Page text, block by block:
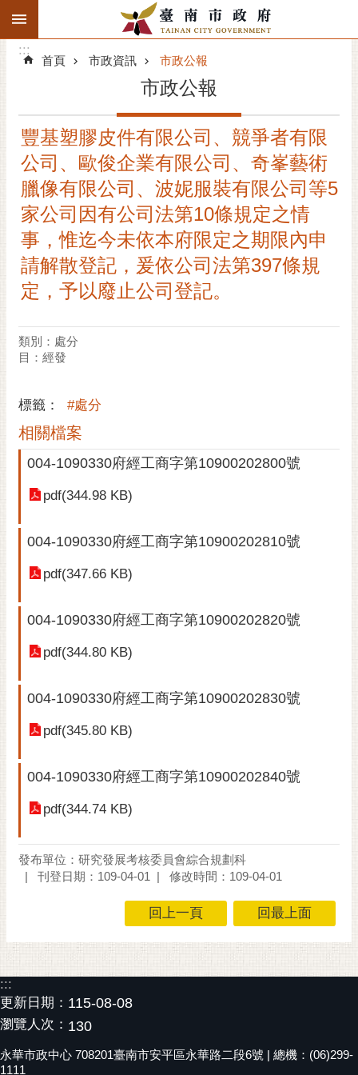
跳到主要內容區塊
搜
階
精彩府城
市府動態
市府團隊
主題服務
市政資訊
市民互動
偉
哲
螢
網
RSS
訂
報
市
民
English
本
語
隱
:::
:::
首頁 市政資訊 市政公報
市政公報
豐基塑膠皮件有限公司、競爭者有限
公司、歐俊企業有限公司、奇峯藝術
臘像有限公司、波妮服裝有限公司等5
家公司因有公司法第10條規定之情
事，惟迄今未依本府限定之期限內申
請解散登記，爰依公司法第397條規
定，予以廢止公司登記。
類別：處分
目：經發
標籤： #處分
相關檔案
004-1090330府經工商字第10900202800號
pdf(344.98 KB)
004-1090330府經工商字第10900202810號
pdf(347.66 KB)
004-1090330府經工商字第10900202820號
pdf(344.80 KB)
004-1090330府經工商字第10900202830號
pdf(345.80 KB)
004-1090330府經工商字第10900202840號
pdf(344.74 KB)
發布單位：研究發展考核委員會綜合規劃科
刊登日期：109-04-01
修改時間：109-04-01
回上一頁 回最上面
:::
更新日期： 115-08-08
瀏覽人次： 130
永華市政中心 708201臺南市安平區永華路二段6號 | 總機：(06)299-
1111